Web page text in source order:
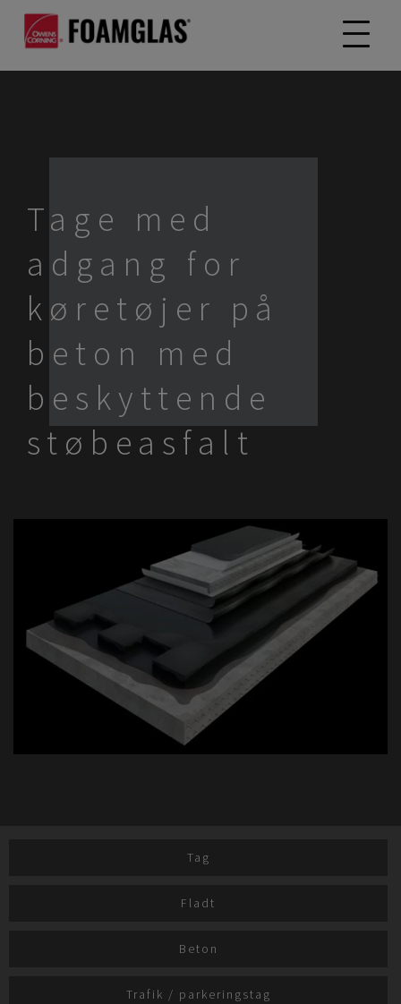
Tage med
adgang for
køretøjer på
beton med
beskyttende
støbeasfalt
Tag
Fladt
Beton
Trafik / parkeringstag